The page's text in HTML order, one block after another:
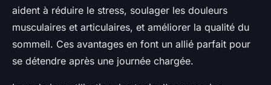
aident à réduire le stress, soulager les douleurs
musculaires et articulaires, et améliorer la qualité du
sommeil. Ces avantages en font un allié parfait pour
se détendre après une journée chargée.